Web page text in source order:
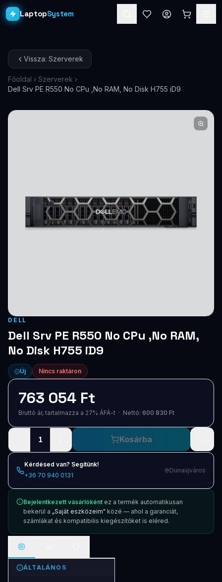
LaptopSystem
Asztali PC-k
Workstation PRO
Ajándékkártya
Blog
Vissza: Szerverek
Főoldal
Szerverek
Dell Srv PE R550 No CPu ,No RAM, No Disk H755 iD9
DELL
Dell Srv PE R550 No CPu ,No RAM,
No Disk H755 iD9
Új Nincs raktáron
763 054 Ft
Bruttó ár, tartalmazza a 27% ÁFÁ-t · Nettó: 600 830 Ft
1 Kosárba
Kérdésed van? Segítünk!
+36 70 940 0131
Dunaújváros
Bejelentkezett vásárlóként ez a termék automatikusan
bekerül a „Saját eszközeim" közé — ahol a garanciát,
számlákat és kompatibilis kiegészítőket is eléred.
ÁLTALÁNOS